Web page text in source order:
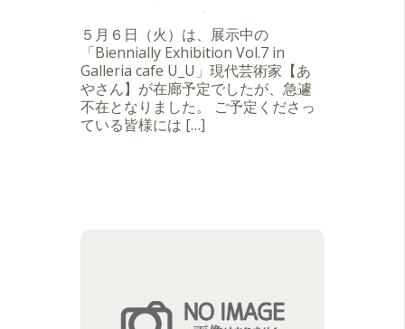
５月６日（火）は、展示中の
「Biennially Exhibition Vol.7 in
Galleria cafe U_U」現代芸術家【あ
やさん】が在廊予定でしたが、急遽
不在となりました。 ご予定くださっ
ている皆様には […]